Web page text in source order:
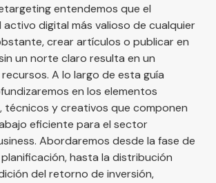
entendemos que el
digital más valioso de cualquier
crear artículos o publicar en
un norte claro resulta en un
A lo largo de esta guía
en los elementos
técnicos y creativos que componen
eficiente para el sector
Abordaremos desde la fase de
hasta la distribución
del retorno de inversión,